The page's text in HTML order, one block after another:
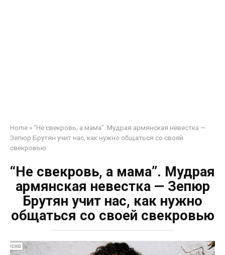
Home » “Не свекровь, а мама”. Мудрая армянская невестка —
Зепюр Брутян учит нас, как нужно общаться со своей
свекровью
“Не свекровь, а мама”. Мудрая
армянская невестка — Зепюр
Брутян учит нас, как нужно
общаться со своей свекровью